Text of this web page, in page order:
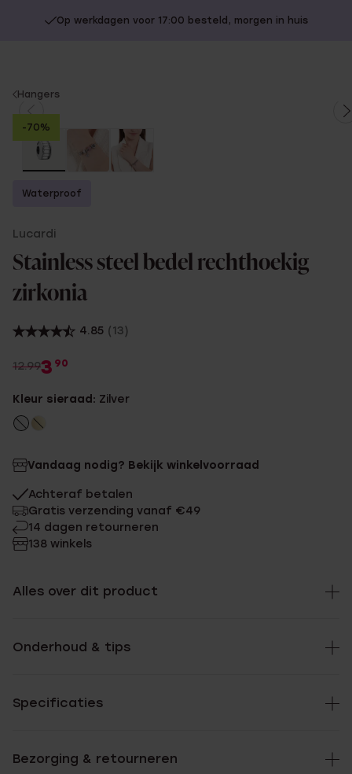
Op werkdagen voor 17:00 besteld, morgen in huis
You
are
here:
Hangers
-70%
Waterproof
Lucardi
Stainless steel bedel rechthoekig
zirkonia
4.85 (13)
12.993 90
Kleur sieraad: Zilver
Vandaag nodig? Bekijk winkelvoorraad
Achteraf betalen
Gratis verzending vanaf €49
14 dagen retourneren
138 winkels
Alles over dit product
Onderhoud & tips
Specificaties
Bezorging & retourneren